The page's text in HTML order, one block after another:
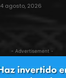
4 agosto, 2026
- Advertisement -